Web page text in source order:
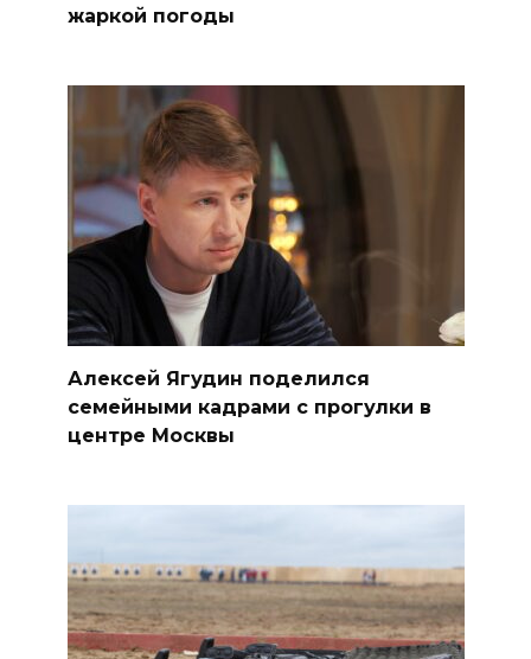
жаркой погоды
Алексей Ягудин поделился
семейными кадрами с прогулки в
центре Москвы